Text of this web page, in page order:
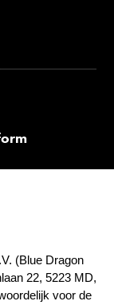
(Blue Dragon
22, 5223 MD,
voor de